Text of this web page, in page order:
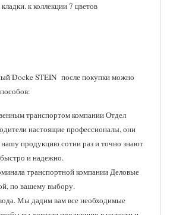
к коллекции 7 цветов
Docke STEIN после покупки можно
транспортом компании Отдел
настоящие профессионалы, они
нашу продукцию сотни раз и точно знают
быстро и надежно.
транспортной компании Деловые
по вашему выбору.
Мы дадим вам все необходимые